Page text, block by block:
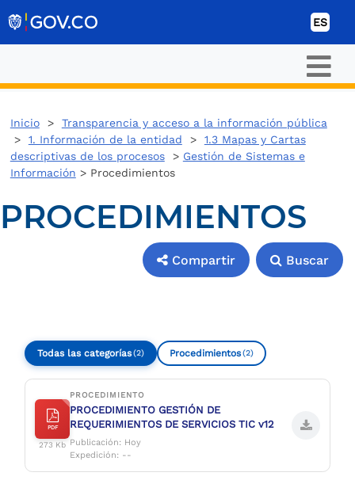
ES
Inicio> Transparencia y acceso a la información pública
> 1. Información de la entidad > 1.3 Mapas y Cartas
descriptivas de los procesos> Gestión de Sistemas e
Información > Procedimientos
PROCEDIMIENTOS
Compartir Buscar
Todas las categorías(2) Procedimientos(2)
PDF
273 Kb
PROCEDIMIENTO
PROCEDIMIENTO GESTIÓN DE
REQUERIMIENTOS DE SERVICIOS TIC v12
Publicación: Hoy
Expedición: --